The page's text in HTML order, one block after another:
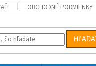
OBCHODNÉ PODMIENKY